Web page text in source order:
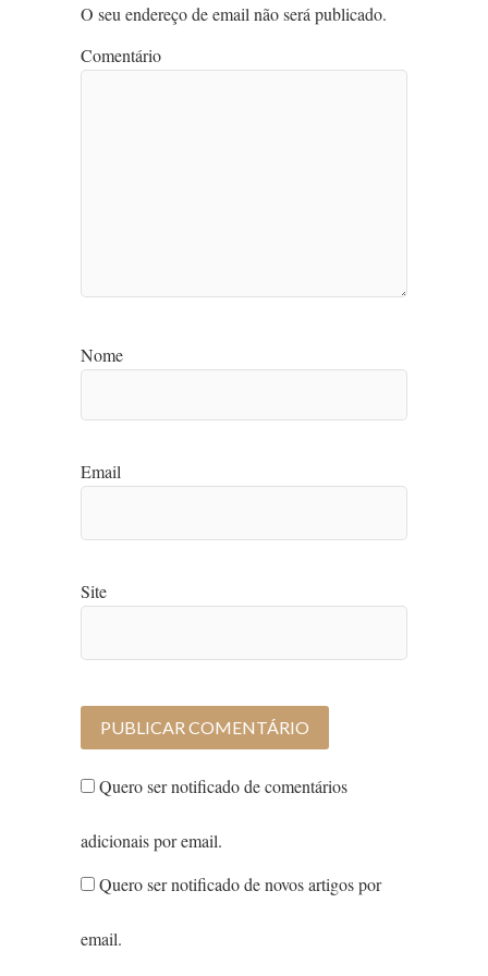
O seu endereço de email não será publicado.
Comentário
Nome
Email
Site
Quero ser notificado de comentários
adicionais por email.
Quero ser notificado de novos artigos por
email.